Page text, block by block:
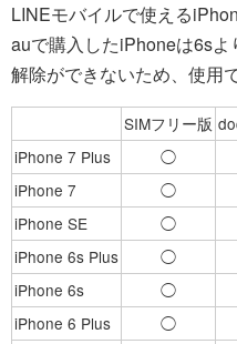
LINEモバイルで使える
auで購入したiPhoneは6s
解除ができないため、使用
SIMフリー版
iPhone 7 Plus
◯
iPhone 7
◯
iPhone SE
◯
iPhone 6s Plus
◯
iPhone 6s
◯
iPhone 6 Plus
◯